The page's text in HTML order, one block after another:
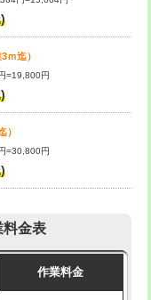
33,000円
8,800円～
11,000円+材料費
16,500円+材料費
ｍ迄）
=19,800円
）
=30,800円
料金表
作業料金